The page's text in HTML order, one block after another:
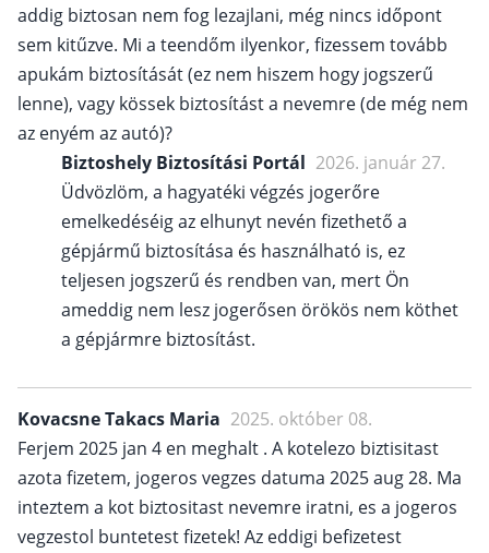
addig biztosan nem fog lezajlani, még nincs időpont
sem kitűzve. Mi a teendőm ilyenkor, fizessem tovább
apukám biztosítását (ez nem hiszem hogy jogszerű
lenne), vagy kössek biztosítást a nevemre (de még nem
az enyém az autó)?
Biztoshely Biztosítási Portál 2026. január 27.
Üdvözlöm, a hagyatéki végzés jogerőre
emelkedéséig az elhunyt nevén fizethető a
gépjármű biztosítása és használható is, ez
teljesen jogszerű és rendben van, mert Ön
ameddig nem lesz jogerősen örökös nem köthet
a gépjármre biztosítást.
Kovacsne Takacs Maria 2025. október 08.
Ferjem 2025 jan 4 en meghalt . A kotelezo biztisitast
azota fizetem, jogeros vegzes datuma 2025 aug 28. Ma
inteztem a kot biztositast nevemre iratni, es a jogeros
vegzestol buntetest fizetek! Az eddigi befizetest